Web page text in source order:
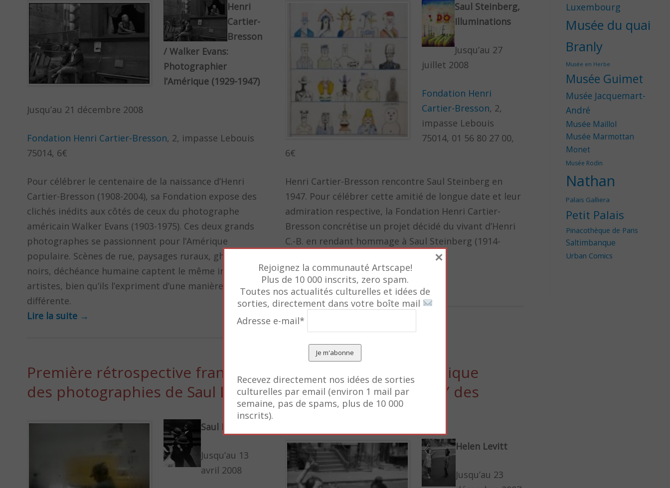
Henri
Cartier-
Bresson
/ Walker Evans:
Photographier
l’Amérique (1929-1947)
Jusqu’au 21 décembre 2008
Fondation Henri Cartier-Bresson, 2, impasse Lebouis
75014, 6€
Pour célébrer le centenaire de la naissance d’Henri
Cartier-Bresson (1908-2004), sa Fondation expose des
clichés inédits aux côtés de ceux du photographe
américain Walker Evans (1903-1975). Ces deux grands
photographes se passionnent pour l’Amérique
populaire. Scènes de rue, paysages ruraux, ghettos
noirs, déchéance humaine captent le même intérêt des
artistes, bien qu’ils l’expriment d’une manière
différente.
Lire la suite →
Saul Steinberg,
Illuminations
Jusqu’au 27
juillet 2008
Fondation Henri
Cartier-Bresson, 2,
impasse Lebouis
75014, 01 56 80 27 00,
6€
Henri Cartier-Bresson rencontre Saul Steinberg en
1947. Pour célébrer cette amitié de longue date et leur
admiration respective, la Fondation Henri Cartier-
Bresson concrétise un projet décidé du vivant d’Henri
C.-B. en rendant hommage à Saul Steinberg (1914-
Lire la suite→
Première rétrospective française
des photographies de Saul Leiter
Saul Leiter
Jusqu’au 13
avril 2008
Le regard doux et poétique
d’Helen Levitt sur le NY des
pauvres
Helen Levitt
Jusqu’au 23
Luxembourg
Musée du quai
Branly
Musée en Herbe
Musée Guimet
Musée Jacquemart-
André
Musée Maillol
Musée Marmottan
Monet
Musée Rodin
Nathan
Palais Galliera
Petit Palais
Pinacothèque de Paris
Saltimbanque
Urban Comics
Rejoignez la communauté Artscape!
Plus de 10 000 inscrits, zero spam.
Toutes nos actualités culturelles et idées de
sorties, directement dans votre boîte mail
Adresse e-mail*
Recevez directement nos idées de sorties
culturelles par email (environ 1 mail par
semaine, pas de spams, plus de 10 000
inscrits).
×